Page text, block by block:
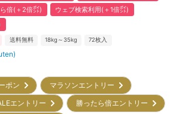
倍(＋2倍㌽)
ウェブ検索利用(＋1倍㌽)
送料無料 18kg～35kg 72枚入
ポン
マラソンエントリー
エントリー
勝ったら倍エントリー